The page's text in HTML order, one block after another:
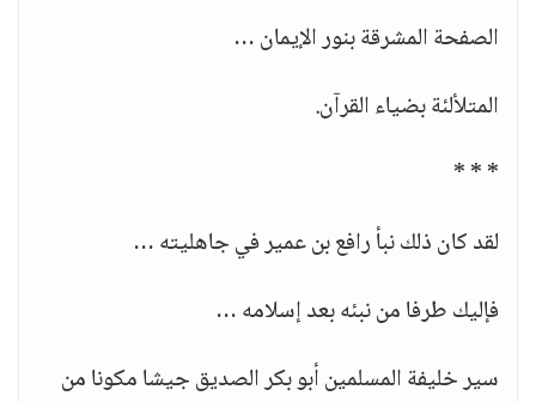
الصفحة المشرقة بنور الإيمان …
المتلألئة بضياء القرآن.
* * *
لقد كان ذلك نبأ رافع بن عمير في جاهليته …
فإليك طرفا من نبئه بعد إسلامه …
سير خليفة المسلمين أبو بكر الصديق جيشا مكونا من